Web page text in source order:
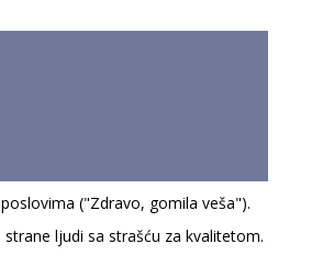
("Zdravo, gomila veša").
ljudi sa strašću za kvalitetom.